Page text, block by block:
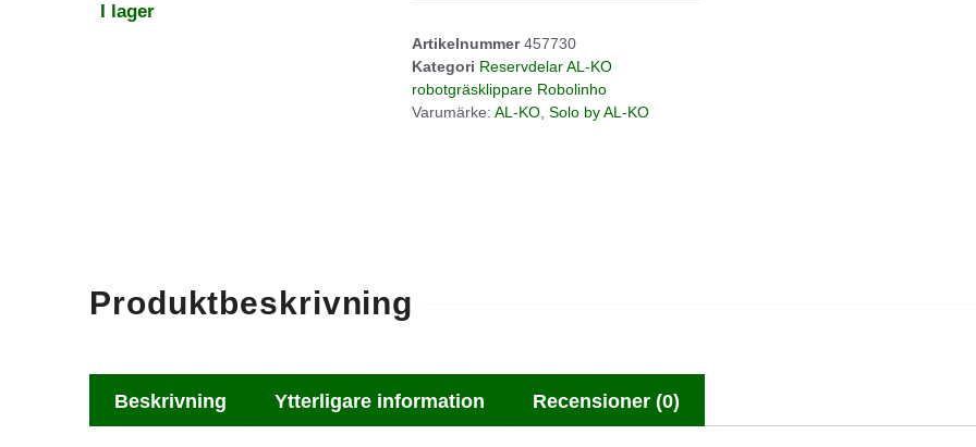
I lager
Artikelnummer457730
Kategori Reservdelar AL-KO
robotgräsklippare Robolinho
Varumärke:AL-KO,Solo by AL-KO
Produktbeskrivning
Beskrivning Ytterligare information Recensioner (0)